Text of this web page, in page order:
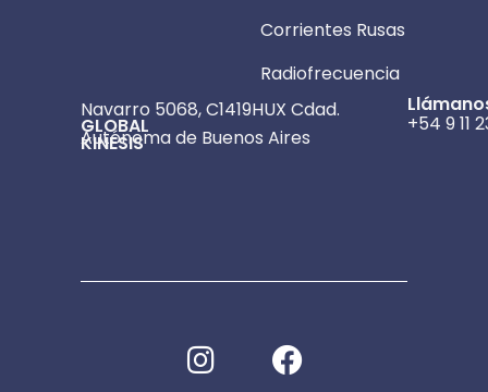
Corrientes Rusas
Radiofrecuencia
GLOBAL
KINESIS
Navarro 5068, C1419HUX Cdad.
Autónoma de Buenos Aires
+54 9 11